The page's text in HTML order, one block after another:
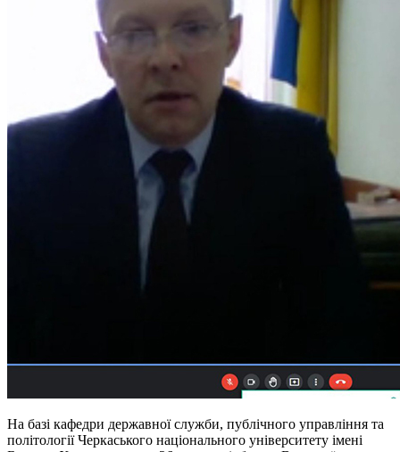
На базі кафедри державної служби, публічного управління та
політології Черкаського національного університету імені